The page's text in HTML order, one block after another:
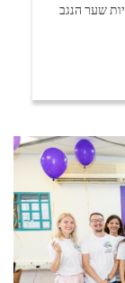
שער הנגב